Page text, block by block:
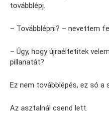
továbblépj.
– Továbblépni? – nevettem
– Úgy, hogy újraéltetitek
pillanatát?
Ez nem továbblépés, ez só a
Az asztalnál csend lett.